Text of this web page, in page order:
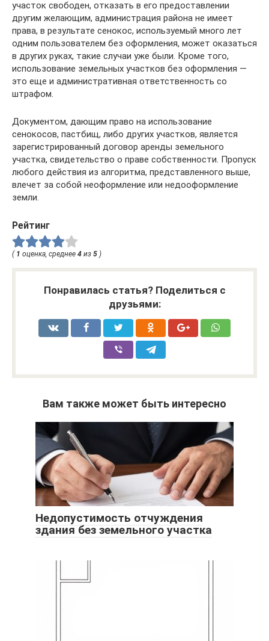
участок свободен, отказать в его предоставлении
другим желающим, администрация района не имеет
права, в результате сенокос, используемый много лет
одним пользователем без оформления, может оказаться
в других руках, такие случаи уже были. Кроме того,
использование земельных участков без оформления —
это еще и административная ответственность со
штрафом.
Документом, дающим право на использование
сенокосов, пастбищ, либо других участков, является
зарегистрированный договор аренды земельного
участка, свидетельство о праве собственности. Пропуск
любого действия из алгоритма, представленного выше,
влечет за собой неоформление или недооформление
земли.
Рейтинг
( 1 оценка, среднее 4 из 5 )
Понравилась статья? Поделиться с
друзьями:
Вам также может быть интересно
Недопустимость отчуждения
здания без земельного участка